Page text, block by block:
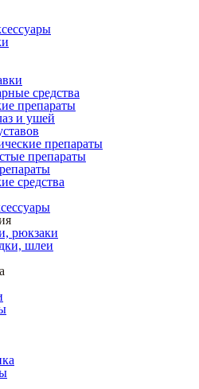
средства
препараты
и ушей
препараты
препараты
средства
рюкзаки
шлеи